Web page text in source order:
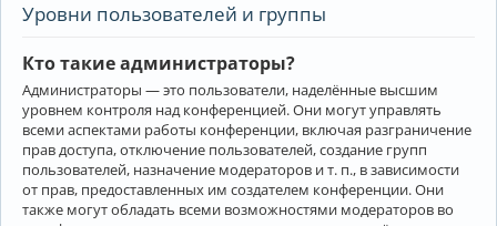
Уровни пользователей и группы
Кто такие администраторы?
Администраторы — это пользователи, наделённые высшим
уровнем контроля над конференцией. Они могут управлять
всеми аспектами работы конференции, включая разграничение
прав доступа, отключение пользователей, создание групп
пользователей, назначение модераторов и т. п., в зависимости
от прав, предоставленных им создателем конференции. Они
также могут обладать всеми возможностями модераторов во